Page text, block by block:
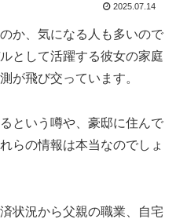
2025.07.14
か、気になる人も多いので
として活躍する彼女の家庭
が飛び交っています。
という噂や、豪邸に住んで
らの情報は本当なのでしょ
状況から父親の職業、自宅